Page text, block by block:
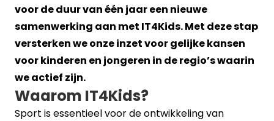
voor de duur van één jaar een nieuwe
samenwerking aan met IT4Kids. Met deze stap
versterken we onze inzet voor gelijke kansen
voor kinderen en jongeren in de regio’s waarin
we actief zijn.
Waarom IT4Kids?
Sport is essentieel voor de ontwikkeling van